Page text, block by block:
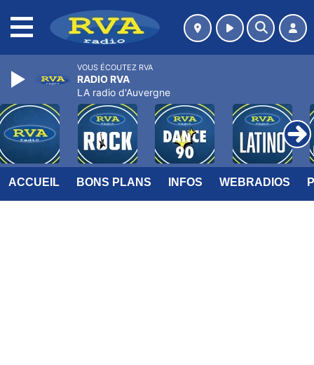
ACCUEIL BONS PLANS INFOS WEBRADIOS
VOUS ÉCOUTEZ RVA
Jean-Jacques Goldman
A Nos Actes Manqués